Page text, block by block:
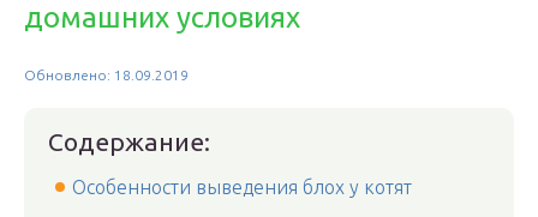
домашних условиях
Обновлено: 18.09.2019
Содержание:
Особенности выведения блох у котят